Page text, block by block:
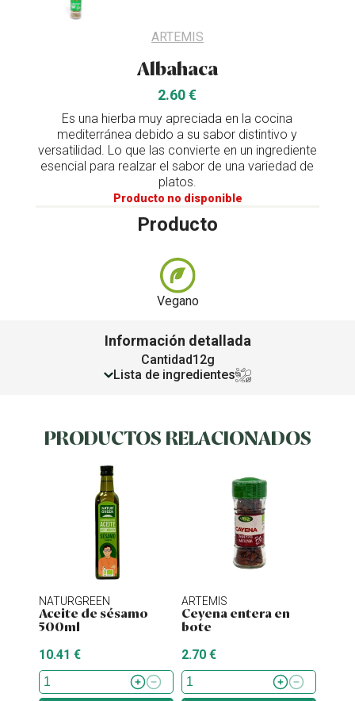
ARTEMIS
Albahaca
2.60 €
Es una hierba muy apreciada en la cocina
mediterránea debido a su sabor distintivo y
versatilidad. Lo que las convierte en un ingrediente
esencial para realzar el sabor de una variedad de
platos.
Producto no disponible
Producto
Vegano
Información detallada
Cantidad12g
Lista de ingredientes
PRODUCTOS RELACIONADOS
NATURGREEN
Aceite de sésamo
500ml
10.41 €
ARTEMIS
Ceyena entera en
bote
2.70 €